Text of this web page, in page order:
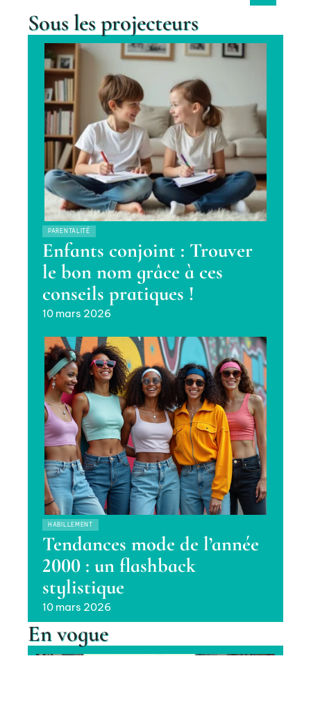
Sous les projecteurs
PARENTALITÉ
Enfants conjoint : Trouver
le bon nom grâce à ces
conseils pratiques !
10 mars 2026
HABILLEMENT
Tendances mode de l’année
2000 : un flashback
stylistique
10 mars 2026
En vogue